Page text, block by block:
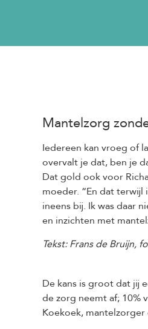
Mantelzorg
Iedereen kan vroeg of
overvalt je dat, ben je
Dat gold ook voor
moeder. “En dat terwijl
ineens bij. Ik was daar
en inzichten met
Tekst: Frans de Bruijn,
De kans is groot dat jij
de zorg neemt af; 10%
Koekoek,